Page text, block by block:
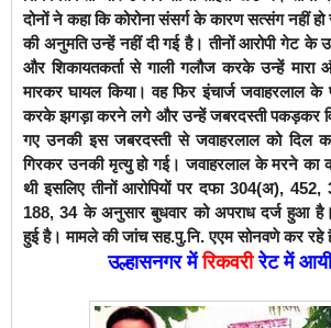
दोनों ने कहा कि कोरोना संसर्ग के कारण सत्संग नहीं
की अनुमति उन्हें नहीं दी गई है। तीनों आरोपी गेट
और शिकायतकर्ता से गाली गलौज करके उन्हें
मारकर घायल किया। वह फिर इंचार्ज जवाहरलाल के
करके झगड़ा करने लगे और उन्हें जबरदस्ती पकड़कर
गए उनकी इस जबरदस्ती से जवाहरलाल को दिल
गिरकर उनकी मृत्यु हो गई। जवाहरलाल के मरने का
थी इसलिए तीनों आरोपियों पर दफा 304(अ),
188, 34 के अनुसार बुधवार को अपराध दर्ज हुआ है।
हुई है। मामले की जांच सह.पु.नि. एएम सोनवणे कर रहे
उल्हासनगर मेंरिकवरीरेट में आयी